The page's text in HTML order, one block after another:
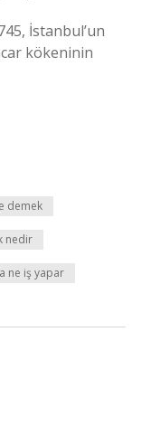
İstanbul’un
kökeninin
demek
nedir
ne iş yapar